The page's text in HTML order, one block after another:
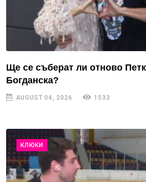
Ще се съберат ли отново
Богданска?
AUGUST 04, 2026 1533
КЛЮКИ